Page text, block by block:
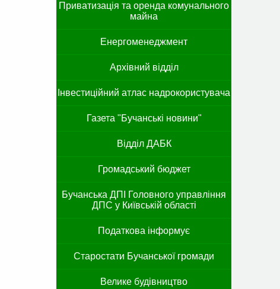
Приватизація та оренда комунального
майна
Енергоменеджмент
Архівний відділ
Інвестиційний атлас надрокористувача
Газета "Бучанські новини"
Відділ ДАБК
Громадський бюджет
Бучанська ДПІ Головного управління
ДПС у Київській області
Податкова інформує
Старостати Бучанської громади
Велике будівництво